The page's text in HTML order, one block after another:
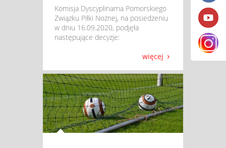
​ Komisja Dyscyplinarna Pomorskiego
Związku Piłki Nożnej, na posiedzeniu
w dniu 16.09.2020, podjęła
następujące decyzje:
więcej